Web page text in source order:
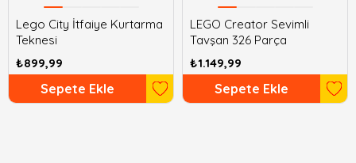
Lego City İtfaiye Kurtarma
Teknesi
₺899,99
Sepete Ekle
LEGO Creator Sevimli
Tavşan 326 Parça
₺1.149,99
Sepete Ekle